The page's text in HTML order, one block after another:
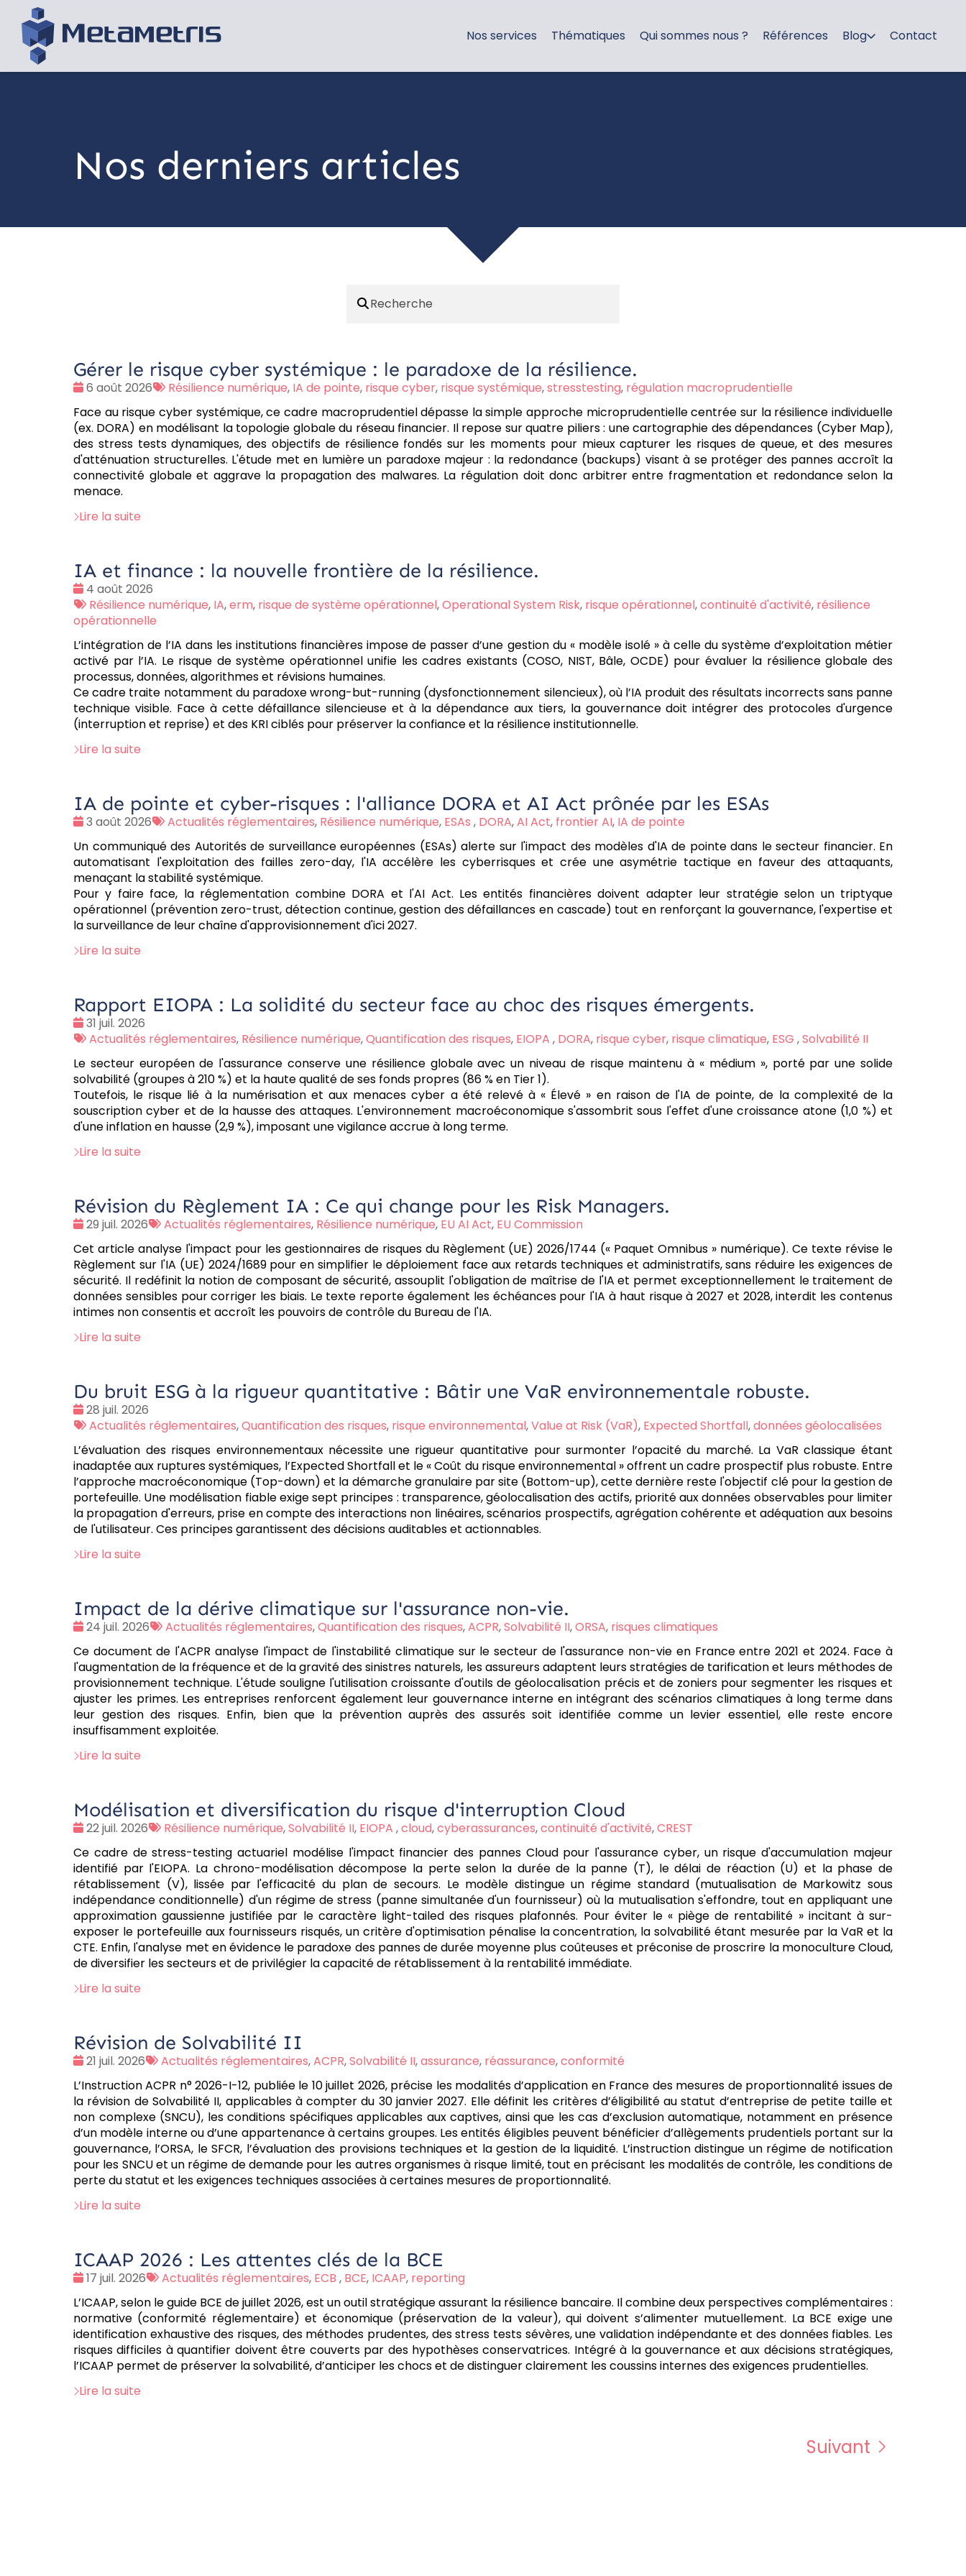
Nos services Thématiques Qui sommes nous ? Références Blog Contact
Nos derniers articles
Gérer le risque cyber systémique : le paradoxe de la résilience.
Date
6 août 2026
Tags
Résilience numérique, IA de pointe, risque cyber, risque systémique,stresstesting, régulation macroprudentielle
Face au risque cyber systémique, ce cadre macroprudentiel dépasse la simple approche microprudentielle centrée sur la résilience individuelle
(ex. DORA) en modélisant la topologie globale du réseau financier. Il repose sur quatre piliers : une cartographie des dépendances (Cyber Map),
des stress tests dynamiques, des objectifs de résilience fondés sur les moments pour mieux capturer les risques de queue, et des mesures
d'atténuation structurelles. L'étude met en lumière un paradoxe majeur : la redondance (backups) visant à se protéger des pannes accroît la
connectivité globale et aggrave la propagation des malwares. La régulation doit donc arbitrer entre fragmentation et redondance selon la
menace.
Lire la suite
IA et finance : la nouvelle frontière de la résilience.
Date
:
4 août 2026
Tags
:
Résilience numérique, IA,erm, risque de système opérationnel,Operational System Risk, risque opérationnel,continuité d'activité, résilience
opérationnelle
L’intégration de l’IA dans les institutions financières impose de passer d’une gestion du « modèle isolé » à celle du système d’exploitation métier
activé par l’IA. Le risque de système opérationnel unifie les cadres existants (COSO, NIST, Bâle, OCDE) pour évaluer la résilience globale des
processus, données, algorithmes et révisions humaines.
Ce cadre traite notamment du paradoxe wrong-but-running (dysfonctionnement silencieux), où l’IA produit des résultats incorrects sans panne
technique visible. Face à cette défaillance silencieuse et à la dépendance aux tiers, la gouvernance doit intégrer des protocoles d'urgence
(interruption et reprise) et des KRI ciblés pour préserver la confiance et la résilience institutionnelle.
Lire la suite
IA de pointe et cyber-risques : l'alliance DORA et AI Act prônée par les ESAs
Date
3 août 2026
Tags
Actualités réglementaires, Résilience numérique, ESAs , DORA,AI Act, frontier AI, IA de pointe
Un communiqué des Autorités de surveillance européennes (ESAs) alerte sur l'impact des modèles d'IA de pointe dans le secteur financier. En
automatisant l'exploitation des failles zero-day, l'IA accélère les cyberrisques et crée une asymétrie tactique en faveur des attaquants,
menaçant la stabilité systémique.
Pour y faire face, la réglementation combine DORA et l'AI Act. Les entités financières doivent adapter leur stratégie selon un triptyque
opérationnel (prévention zero-trust, détection continue, gestion des défaillances en cascade) tout en renforçant la gouvernance, l'expertise et
la surveillance de leur chaîne d'approvisionnement d'ici 2027.
Lire la suite
Rapport EIOPA : La solidité du secteur face au choc des risques émergents.
Date
:
31 juil. 2026
Tags
Actualités réglementaires, Résilience numérique,Quantification des risques, EIOPA , DORA, risque cyber, risque climatique, ESG ,Solvabilité II
Le secteur européen de l'assurance conserve une résilience globale avec un niveau de risque maintenu à « médium », porté par une solide
solvabilité (groupes à 210 %) et la haute qualité de ses fonds propres (86 % en Tier 1).
Toutefois, le risque lié à la numérisation et aux menaces cyber a été relevé à « Élevé » en raison de l'IA de pointe, de la complexité de la
souscription cyber et de la hausse des attaques. L'environnement macroéconomique s'assombrit sous l'effet d'une croissance atone (1,0 %) et
d'une inflation en hausse (2,9 %), imposant une vigilance accrue à long terme.
Lire la suite
Révision du Règlement IA : Ce qui change pour les Risk Managers.
Date
29 juil. 2026
Tags
Actualités réglementaires, Résilience numérique, EU AI Act, EU Commission
Cet article analyse l'impact pour les gestionnaires de risques du Règlement (UE) 2026/1744 (« Paquet Omnibus » numérique). Ce texte révise le
Règlement sur l'IA (UE) 2024/1689 pour en simplifier le déploiement face aux retards techniques et administratifs, sans réduire les exigences de
sécurité. Il redéfinit la notion de composant de sécurité, assouplit l'obligation de maîtrise de l'IA et permet exceptionnellement le traitement de
données sensibles pour corriger les biais. Le texte reporte également les échéances pour l'IA à haut risque à 2027 et 2028, interdit les contenus
intimes non consentis et accroît les pouvoirs de contrôle du Bureau de l'IA.
Lire la suite
Du bruit ESG à la rigueur quantitative : Bâtir une VaR environnementale robuste.
Date
:
28 juil. 2026
Tags
Actualités réglementaires,Quantification des risques, risque environnemental,Value at Risk (VaR), Expected Shortfall,données géolocalisées
L’évaluation des risques environnementaux nécessite une rigueur quantitative pour surmonter l’opacité du marché. La VaR classique étant
inadaptée aux ruptures systémiques, l’Expected Shortfall et le « Coût du risque environnemental » offrent un cadre prospectif plus robuste. Entre
l’approche macroéconomique (Top-down) et la démarche granulaire par site (Bottom-up), cette dernière reste l'objectif clé pour la gestion de
portefeuille. Une modélisation fiable exige sept principes : transparence, géolocalisation des actifs, priorité aux données observables pour limiter
la propagation d'erreurs, prise en compte des interactions non linéaires, scénarios prospectifs, agrégation cohérente et adéquation aux besoins
de l'utilisateur. Ces principes garantissent des décisions auditables et actionnables.
Lire la suite
Impact de la dérive climatique sur l'assurance non-vie.
Date
24 juil. 2026
Tags
Actualités réglementaires,Quantification des risques,ACPR,Solvabilité II,ORSA, risques climatiques
Ce document de l'ACPR analyse l'impact de l'instabilité climatique sur le secteur de l'assurance non-vie en France entre 2021 et 2024. Face à
l'augmentation de la fréquence et de la gravité des sinistres naturels, les assureurs adaptent leurs stratégies de tarification et leurs méthodes de
provisionnement technique. L'étude souligne l'utilisation croissante d'outils de géolocalisation précis et de zoniers pour segmenter les risques et
ajuster les primes. Les entreprises renforcent également leur gouvernance interne en intégrant des scénarios climatiques à long terme dans
leur gestion des risques. Enfin, bien que la prévention auprès des assurés soit identifiée comme un levier essentiel, elle reste encore
insuffisamment exploitée.
Lire la suite
Modélisation et diversification du risque d'interruption Cloud
Date
22 juil. 2026
Tags
Résilience numérique,Solvabilité II, EIOPA ,cloud,cyberassurances,continuité d'activité,CREST
Ce cadre de stress-testing actuariel modélise l'impact financier des pannes Cloud pour l'assurance cyber, un risque d'accumulation majeur
identifié par l'EIOPA. La chrono-modélisation décompose la perte selon la durée de la panne (T), le délai de réaction (U) et la phase de
rétablissement (V), lissée par l'efficacité du plan de secours. Le modèle distingue un régime standard (mutualisation de Markowitz sous
indépendance conditionnelle) d'un régime de stress (panne simultanée d'un fournisseur) où la mutualisation s'effondre, tout en appliquant une
approximation gaussienne justifiée par le caractère light-tailed des risques plafonnés. Pour éviter le « piège de rentabilité » incitant à sur-
exposer le portefeuille aux fournisseurs risqués, un critère d'optimisation pénalise la concentration, la solvabilité étant mesurée par la VaR et la
CTE. Enfin, l'analyse met en évidence le paradoxe des pannes de durée moyenne plus coûteuses et préconise de proscrire la monoculture Cloud,
de diversifier les secteurs et de privilégier la capacité de rétablissement à la rentabilité immédiate.
Lire la suite
Révision de Solvabilité II
Date
21 juil. 2026
Tags
Actualités réglementaires,ACPR,Solvabilité II,assurance, réassurance,conformité
L’Instruction ACPR n° 2026-I-12, publiée le 10 juillet 2026, précise les modalités d’application en France des mesures de proportionnalité issues de
la révision de Solvabilité II, applicables à compter du 30 janvier 2027. Elle définit les critères d’éligibilité au statut d’entreprise de petite taille et
non complexe (SNCU), les conditions spécifiques applicables aux captives, ainsi que les cas d’exclusion automatique, notamment en présence
d’un modèle interne ou d’une appartenance à certains groupes. Les entités éligibles peuvent bénéficier d’allègements prudentiels portant sur la
gouvernance, l’ORSA, le SFCR, l’évaluation des provisions techniques et la gestion de la liquidité. L’instruction distingue un régime de notification
pour les SNCU et un régime de demande pour les autres organismes à risque limité, tout en précisant les modalités de contrôle, les conditions de
perte du statut et les exigences techniques associées à certaines mesures de proportionnalité.
Lire la suite
ICAAP 2026 : Les attentes clés de la BCE
Date
17 juil. 2026
Tags
Actualités réglementaires, ECB , BCE, ICAAP, reporting
L’ICAAP, selon le guide BCE de juillet 2026, est un outil stratégique assurant la résilience bancaire. Il combine deux perspectives complémentaires :
normative (conformité réglementaire) et économique (préservation de la valeur), qui doivent s’alimenter mutuellement. La BCE exige une
identification exhaustive des risques, des méthodes prudentes, des stress tests sévères, une validation indépendante et des données fiables. Les
risques difficiles à quantifier doivent être couverts par des hypothèses conservatrices. Intégré à la gouvernance et aux décisions stratégiques,
l’ICAAP permet de préserver la solvabilité, d’anticiper les chocs et de distinguer clairement les coussins internes des exigences prudentielles.
Lire la suite
Suivant